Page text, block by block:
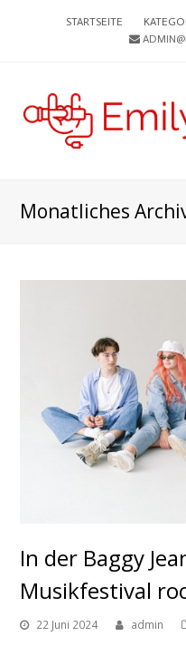
STARTSEITE
Monatliches
In der Baggy
Musikfestival
22 Juni 2024 admin